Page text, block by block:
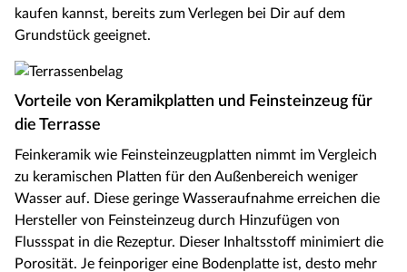
kaufen kannst, bereits zum Verlegen bei Dir auf dem
Grundstück geeignet.
Vorteile von Keramikplatten und Feinsteinzeug für
die Terrasse
Feinkeramik wie Feinsteinzeugplatten nimmt im Vergleich
zu keramischen Platten für den Außenbereich weniger
Wasser auf. Diese geringe Wasseraufnahme erreichen die
Hersteller von Feinsteinzeug durch Hinzufügen von
Flussspat in die Rezeptur. Dieser Inhaltsstoff minimiert die
Porosität. Je feinporiger eine Bodenplatte ist, desto mehr